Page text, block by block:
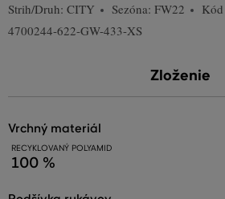
Strih/Druh: CITY Sezóna: FW22
4700244-622-GW-433-XS
Zloženie
vrchný materiál
RECYKLOVANÝ POLYAMID
100 %